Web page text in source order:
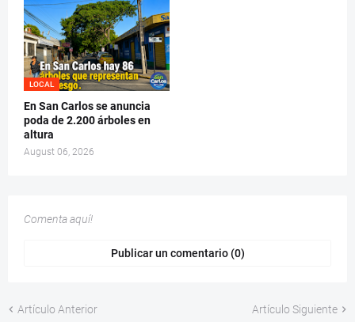
LOCAL
En San Carlos se anuncia
poda de 2.200 árboles en
altura
August 06, 2026
Comenta aquí!
Publicar un comentario (0)
Artículo Anterior Artículo Siguiente